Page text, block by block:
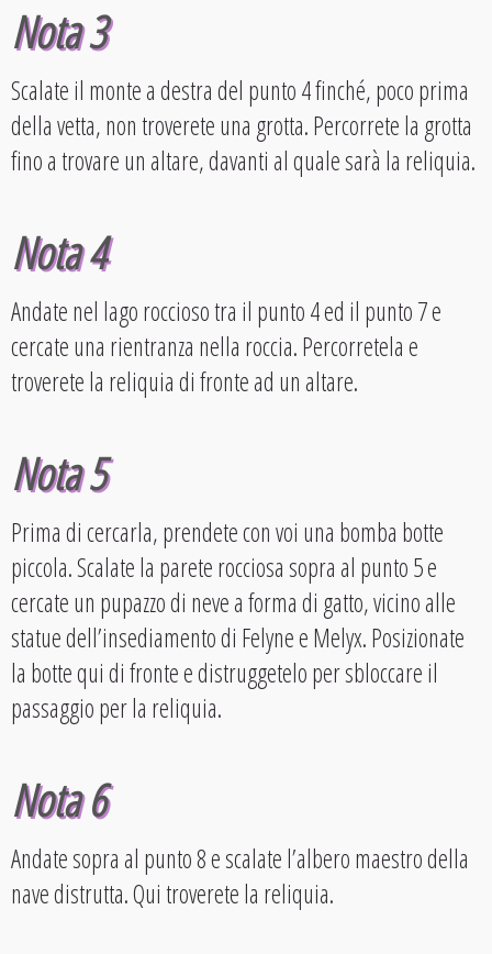
Nota 3
Scalate il monte a destra del punto 4 finché, poco prima
della vetta, non troverete una grotta. Percorrete la grotta
fino a trovare un altare, davanti al quale sarà la reliquia.
Nota 4
Andate nel lago roccioso tra il punto 4 ed il punto 7 e
cercate una rientranza nella roccia. Percorretela e
troverete la reliquia di fronte ad un altare.
Nota 5
Prima di cercarla, prendete con voi una bomba botte
piccola. Scalate la parete rocciosa sopra al punto 5 e
cercate un pupazzo di neve a forma di gatto, vicino alle
statue dell’insediamento di Felyne e Melyx. Posizionate
la botte qui di fronte e distruggetelo per sbloccare il
passaggio per la reliquia.
Nota 6
Andate sopra al punto 8 e scalate l’albero maestro della
nave distrutta. Qui troverete la reliquia.